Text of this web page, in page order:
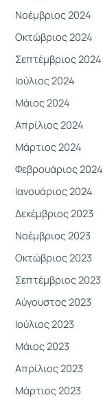
Νοέμβριος 2024
Οκτώβριος 2024
Σεπτέμβριος 2024
Ιούλιος 2024
Μάιος 2024
Απρίλιος 2024
Μάρτιος 2024
Φεβρουάριος 2024
Ιανουάριος 2024
Δεκέμβριος 2023
Νοέμβριος 2023
Οκτώβριος 2023
Σεπτέμβριος 2023
Αύγουστος 2023
Ιούλιος 2023
Μάιος 2023
Απρίλιος 2023
Μάρτιος 2023